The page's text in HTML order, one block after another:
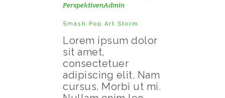
PerspektivenAdmin
Smash Pop Art Storm
Lorem ipsum dolor
sit amet,
consectetuer
adipiscing elit. Nam
cursus. Morbi ut mi.